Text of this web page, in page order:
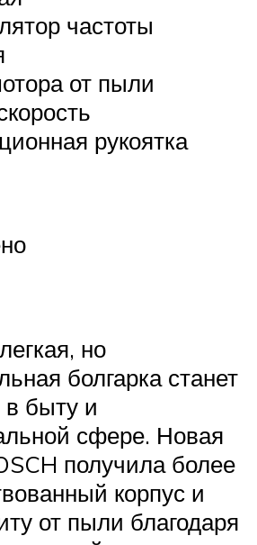
частоты
от пыли
рукоятка
но
болгарка станет
быту и
сфере. Новая
получила более
корпус и
от пыли благодаря